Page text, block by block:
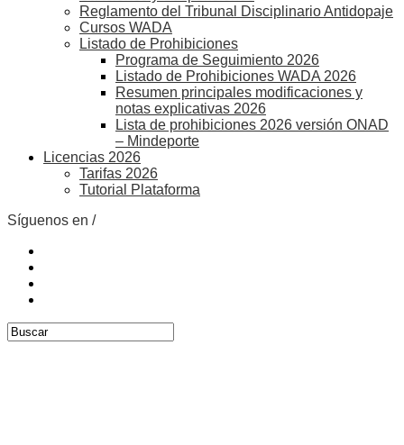
Reglamento del Tribunal Disciplinario Antidopaje
Cursos WADA
Listado de Prohibiciones
Programa de Seguimiento 2026
Listado de Prohibiciones WADA 2026
Resumen principales modificaciones y
notas explicativas 2026
Lista de prohibiciones 2026 versión ONAD
– Mindeporte
Licencias 2026
Tarifas 2026
Tutorial Plataforma
Síguenos en /